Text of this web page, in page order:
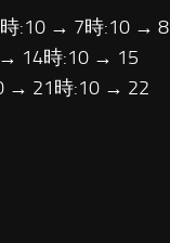
:10 → 7時:10 → 8
14時:10 → 15
→ 21時:10 → 22